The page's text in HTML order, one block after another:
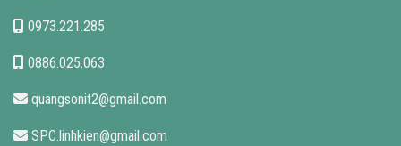
0973.221.285
0886.025.063
quangsonit2@gmail.com
SPC.linhkien@gmail.com